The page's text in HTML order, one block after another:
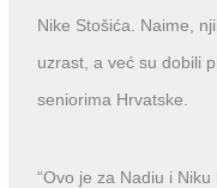
Nike Stošića. Naime,
uzrast, a već su dobili
seniorima Hrvatske.
“Ovo je za Nadiu i